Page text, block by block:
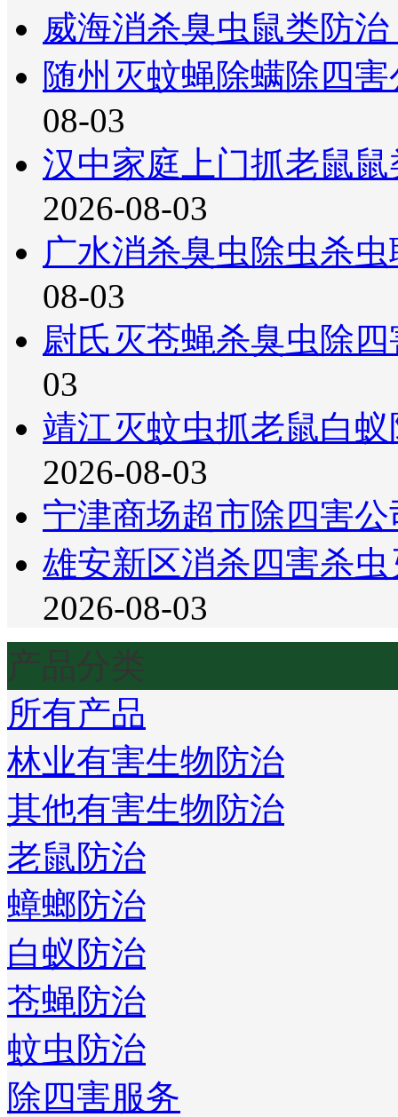
威海消杀臭虫鼠类防
随州灭蚊蝇除螨除四
08-03
汉中家庭上门抓老鼠
2026-08-03
广水消杀臭虫除虫杀
08-03
尉氏灭苍蝇杀臭虫除
03
靖江灭蚊虫抓老鼠白
2026-08-03
宁津商场超市除四害
雄安新区消杀四害杀
2026-08-03
产品分类
所有产品
林业有害生物防治
其他有害生物防治
老鼠防治
蟑螂防治
白蚁防治
苍蝇防治
蚊虫防治
除四害服务